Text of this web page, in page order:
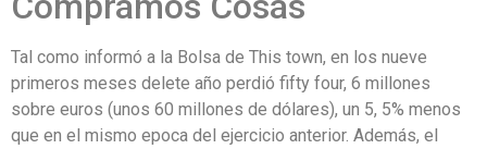
Tal como informó a la Bolsa de This town, en los nueve
primeros meses delete año perdió fifty four, 6 millones
sobre euros (unos 60 millones de dólares), un 5, 5% menos
que en el mismo epoca del ejercicio anterior. Además, el